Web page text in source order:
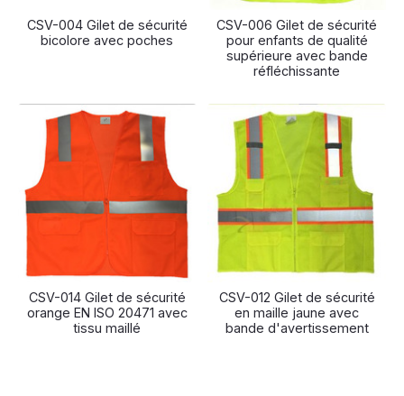
CSV-004 Gilet de sécurité
bicolore avec poches
CSV-006 Gilet de sécurité
pour enfants de qualité
supérieure avec bande
réfléchissante
CSV-014 Gilet de sécurité
orange EN ISO 20471 avec
tissu maillé
CSV-012 Gilet de sécurité
en maille jaune avec
bande d'avertissement